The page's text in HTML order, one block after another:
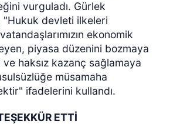
vurguladı. Gürlek
"Hukuk devleti ilkeleri
ekonomik
piyasa düzenini bozmaya
haksız kazanç sağlamaya
müsamaha
ifadelerini kullandı.
ETTİ